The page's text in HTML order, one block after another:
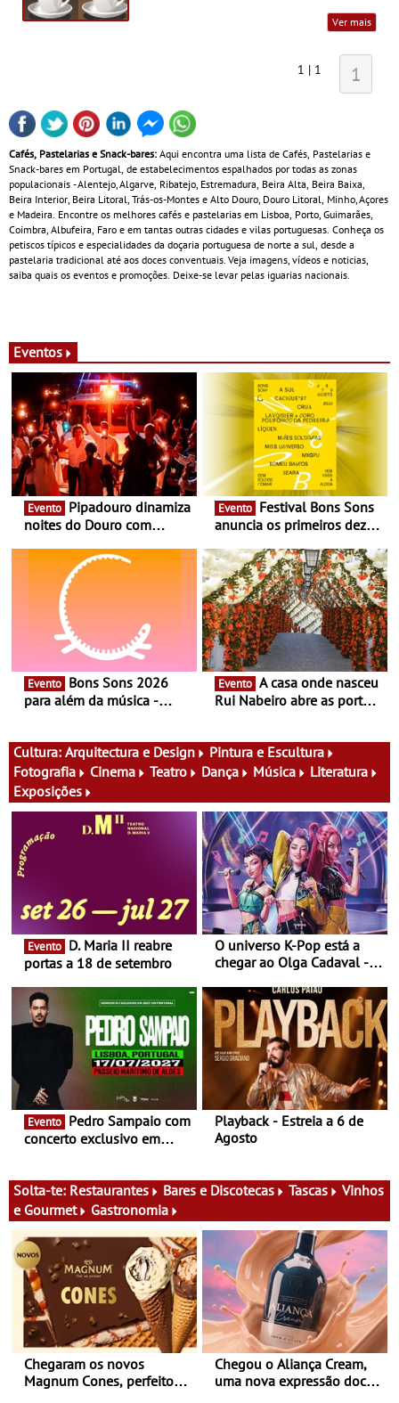
Ver mais
1 | 1 1
Cafés, Pastelarias e Snack-bares: Aqui encontra uma lista de Cafés, Pastelarias e
Snack-bares em Portugal, de estabelecimentos espalhados por todas as zonas
populacionais - Alentejo, Algarve, Ribatejo, Estremadura, Beira Alta, Beira Baixa,
Beira Interior, Beira Litoral, Trás-os-Montes e Alto Douro, Douro Litoral, Minho, Açores
e Madeira. Encontre os melhores cafés e pastelarias em Lisboa, Porto, Guimarães,
Coimbra, Albufeira, Faro e em tantas outras cidades e vilas portuguesas. Conheça os
petiscos típicos e especialidades da doçaria portuguesa de norte a sul, desde a
pastelaria tradicional até aos doces conventuais. Veja imagens, vídeos e noticias,
saiba quais os eventos e promoções. Deixe-se levar pelas iguarias nacionais.
Eventos
Evento
noites do Douro com
vinho, gastronomia e
música
Evento
anuncia os primeiros dez
Evento
para além da música -
atividades para toda a
família e muito mais
Evento
Rui Nabeiro abre as portas
Festas decorrem entre 8 e
16 de agosto
Cultura: Arquitectura e Design
Pintura e Escultura
Fotografia
Cinema Teatro Dança Música
Literatura
Exposições
Evento
portas a 18 de setembro
O universo K-Pop está a
chegar ao Olga Cadaval - A
Evento
concerto exclusivo em
Playback - Estreia a 6 de
Agosto
Solta-te: Restaurantes Bares e Discotecas Tascas
Vinhos
e Gourmet
Gastronomia
Chegaram os novos
Magnum Cones, perfeitos
Chegou o Aliança Cream,
uma nova expressão doce